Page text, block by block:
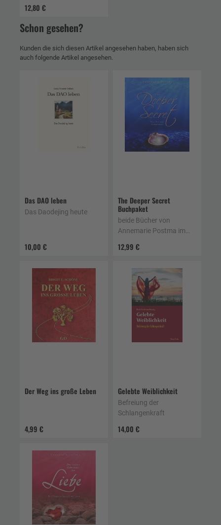
12,80 €
Selbstverwirklichung
Schon gesehen?
Kunden die sich diesen Artikel angesehen haben, haben sich
auch folgende Artikel angesehen.
Das DAO leben
10,00 €
Das Daodejing heute
The Deeper Secret
Buchpaket
12,99 €
beide Bücher von
Annemarie Postma im
Der Weg ins große Leben
4,99 €
Gelebte Weiblichkeit
14,00 €
Befreiung der
Schlangenkraft